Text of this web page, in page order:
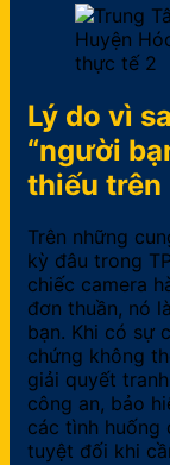
Lý do vì
“người
thiếu trên
Trên những
kỳ đâu trong
chiếc camera
đơn thuần, nó
bạn. Khi có sự
chứng không
giải quyết
công an, bảo
các tình huống
tuyệt đối khi